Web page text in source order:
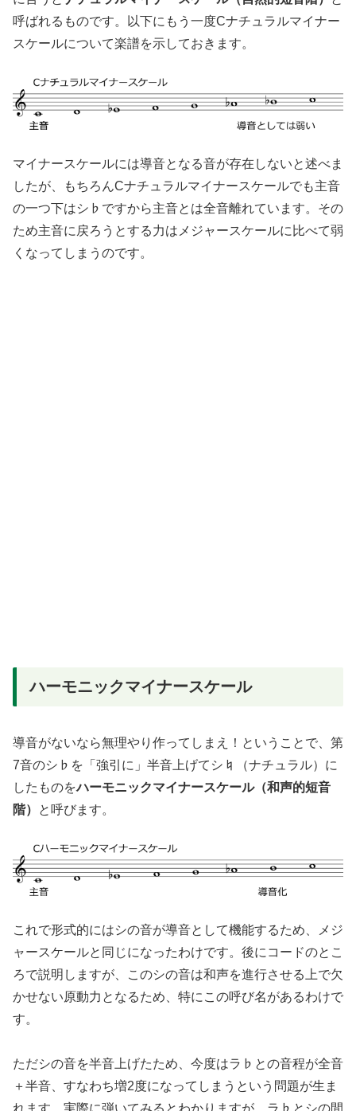
呼ばれるものです。以下にもう一度Cナチュラルマイナー
スケールについて楽譜を示しておきます。
マイナースケールには導音となる音が存在しないと述べま
したが、もちろんCナチュラルマイナースケールでも主音
の一つ下はシ♭ですから主音とは全音離れています。その
ため主音に戻ろうとする力はメジャースケールに比べて弱
くなってしまうのです。
ハーモニックマイナースケール
導音がないなら無理やり作ってしまえ！ということで、第
7音のシ♭を「強引に」半音上げてシ♮（ナチュラル）に
したものをハーモニックマイナースケール（和声的短音
階）
と呼びます。
これで形式的にはシの音が導音として機能するため、メジ
ャースケールと同じになったわけです。後にコードのとこ
ろで説明しますが、このシの音は和声を進行させる上で欠
かせない原動力となるため、特にこの呼び名があるわけで
す。
ただシの音を半音上げたため、今度はラ♭との音程が全音
＋半音、すなわち増2度になってしまうという問題が生ま